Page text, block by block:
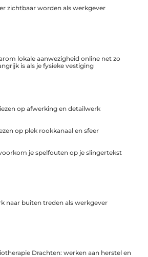
zichtbaar worden als werkgever
lokale aanwezigheid online net zo
is als je fysieke vestiging
op afwerking en detailwerk
op plek rookkanaal en sfeer
je spelfouten op je slingertekst
naar buiten treden als werkgever
Drachten: werken aan herstel en